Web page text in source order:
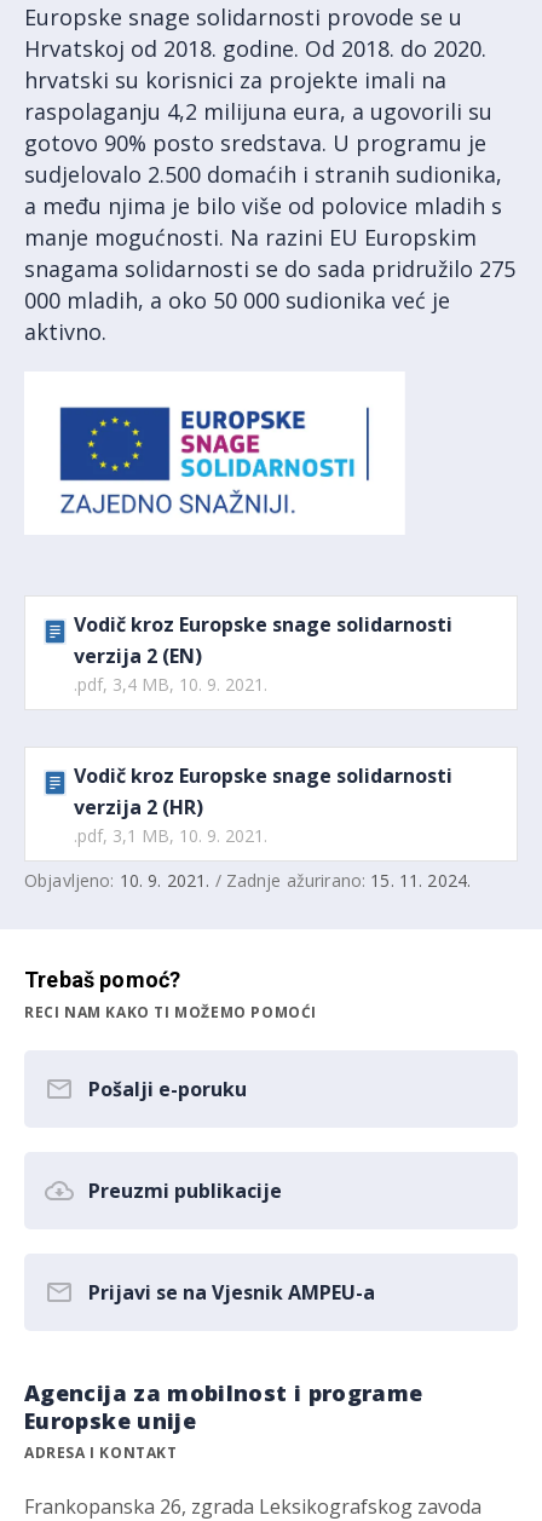
Europske snage solidarnosti provode se u
Hrvatskoj od 2018. godine. Od 2018. do 2020.
hrvatski su korisnici za projekte imali na
raspolaganju 4,2 milijuna eura, a ugovorili su
gotovo 90% posto sredstava. U programu je
sudjelovalo 2.500 domaćih i stranih sudionika,
a među njima je bilo više od polovice mladih s
manje mogućnosti. Na razini EU Europskim
snagama solidarnosti se do sada pridružilo 275
000 mladih, a oko 50 000 sudionika već je
aktivno.
Vodič kroz Europske snage solidarnosti
verzija 2 (EN)
.pdf, 3,4 MB, 10. 9. 2021.
Vodič kroz Europske snage solidarnosti
verzija 2 (HR)
.pdf, 3,1 MB, 10. 9. 2021.
Objavljeno: 10. 9. 2021. / Zadnje ažurirano: 15. 11. 2024.
Trebaš pomoć?
RECI NAM KAKO TI MOŽEMO POMOĆI
Pošalji e-poruku
Preuzmi publikacije
Prijavi se na Vjesnik AMPEU-a
Agencija za mobilnost i programe
Europske unije
ADRESA I KONTAKT
Frankopanska 26, zgrada Leksikografskog zavoda